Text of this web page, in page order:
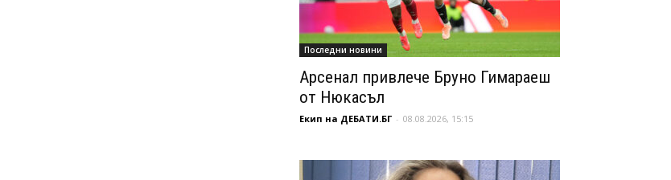
Последни новини
Арсенал привлече Бруно Гимараеш
от Нюкасъл
Екип на ДЕБАТИ.БГ - 08.08.2026, 15:15